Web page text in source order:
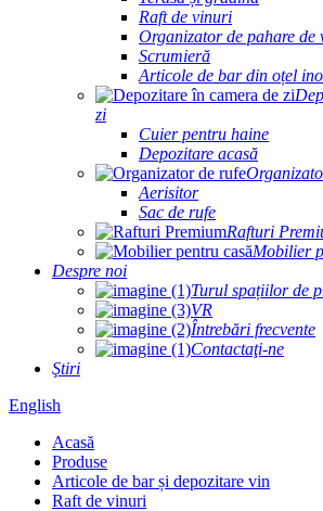
Raft de vinuri
Organizator de pahare de
Scrumieră
Articole de bar din oțel
zi
Cuier pentru haine
Depozitare acasă
Aerisitor
Sac de rufe
Rafturi
Mobilier
Despre noi
Turul spațiilor de
VR
Întrebări frecvente
Contactaţi-ne
Ştiri
English
Acasă
Produse
Articole de bar și depozitare vin
Raft de vinuri